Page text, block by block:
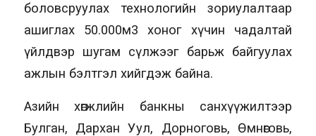
боловсруулах технологийн зориулалтаар
ашиглах 50.000м3 хоног хүчин чадалтай
үйлдвэр шугам сүлжээг барьж байгуулах
ажлын бэлтгэл хийгдэж байна.
Азийн хөгжлийн банкны санхүүжилтээр
Булган, Дархан Уул, Дорноговь, Өмнөговь,